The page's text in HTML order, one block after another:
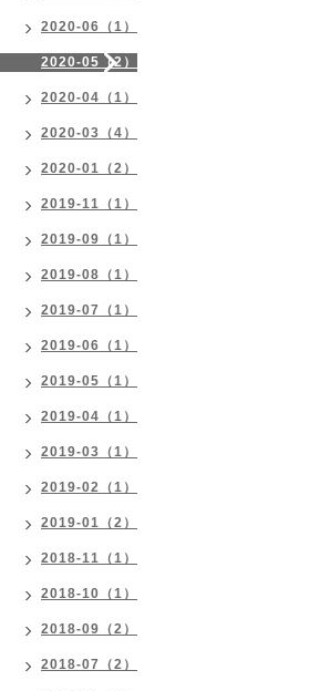
2020-06（1）
2020-05（2）
2020-04（1）
2020-03（4）
2020-01（2）
2019-11（1）
2019-09（1）
2019-08（1）
2019-07（1）
2019-06（1）
2019-05（1）
2019-04（1）
2019-03（1）
2019-02（1）
2019-01（2）
2018-11（1）
2018-10（1）
2018-09（2）
2018-07（2）